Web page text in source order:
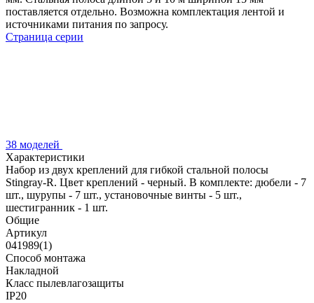
поставляется отдельно. Возможна комплектация лентой и
источниками питания по запросу.
Страница серии
38 моделей
Характеристики
Набор из двух креплений для гибкой стальной полосы
Stingray-R. Цвет креплений - черный. В комплекте: дюбели - 7
шт., шурупы - 7 шт., установочные винты - 5 шт.,
шестигранник - 1 шт.
Общие
Артикул
041989(1)
Способ монтажа
Накладной
Класс пылевлагозащиты
IP20